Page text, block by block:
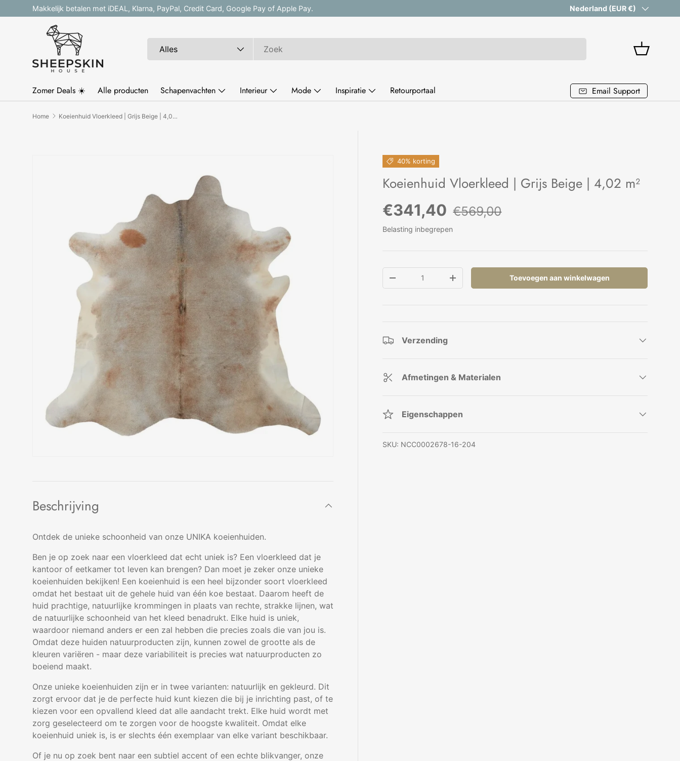
Ga naar inhoud
Makkelijk betalen met iDEAL, Klarna, PayPal, Credit Card, Google Pay of Apple Pay. Vanaf 199 euro gratis
Land/Regio
Nederland (EUR €)
Alles Mandje
Zomer Deals ☀️ Alle producten Schapenvachten Interieur Mode Inspiratie Retourportaal Email Support
Home Koeienhuid Vloerkleed | Grijs Beige | 4,02 m²
40% korting
Koeienhuid Vloerkleed | Grijs Beige | 4,02 m²
Verkoopprijs
€341,40 Reguliere prijs
€569,00
Belasting inbegrepen
Verlaag de hoeveelheidVerhoog de hoeveelheidToevoegen aan winkelwagen
Verzending
Afmetingen & Materialen
Eigenschappen
SKU: NCC0002678-16-204
Beschrijving
Ontdek de unieke schoonheid van onze UNIKA koeienhuiden.
Ben je op zoek naar een vloerkleed dat echt uniek is? Een vloerkleed dat je
kantoor of eetkamer tot leven kan brengen? Dan moet je zeker onze unieke
koeienhuiden bekijken! Een koeienhuid is een heel bijzonder soort vloerkleed
omdat het bestaat uit de gehele huid van één koe bestaat. Daarom heeft de
huid prachtige, natuurlijke krommingen in plaats van rechte, strakke lijnen, wat
de natuurlijke schoonheid van het kleed benadrukt. Elke huid is uniek,
waardoor niemand anders er een zal hebben die precies zoals die van jou is.
Omdat deze huiden natuurproducten zijn, kunnen zowel de grootte als de
kleuren variëren - maar deze variabiliteit is precies wat natuurproducten zo
boeiend maakt.
Onze unieke koeienhuiden zijn er in twee varianten: natuurlijk en gekleurd. Dit
zorgt ervoor dat je de perfecte huid kunt kiezen die bij je inrichting past, of te
kiezen voor een opvallend kleed dat alle aandacht trekt. Elke huid wordt met
zorg geselecteerd om te zorgen voor de hoogste kwaliteit. Omdat elke
koeienhuid uniek is, is er slechts één exemplaar van elke variant beschikbaar.
Of je nu op zoek bent naar een subtiel accent of een echte blikvanger, onze